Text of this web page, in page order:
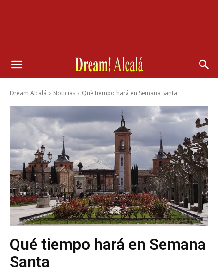
Dream Alcalá Noticias Qué tiempo hará en Semana Santa
Qué tiempo hará en Semana
Santa